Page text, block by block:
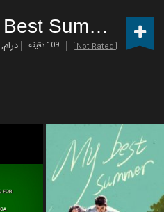
My Best Summer
Not Rated 109 دقیقه درام,